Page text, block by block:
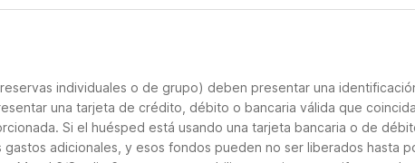
individuales o de grupo) deben presentar una
una tarjeta de crédito, débito o bancaria válida que
Si el huésped está usando una tarjeta bancaria o de
adicionales, y esos fondos pueden no ser liberados hasta